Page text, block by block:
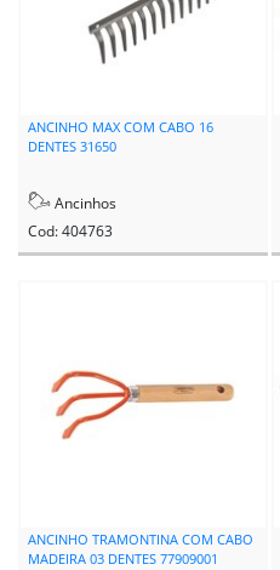
ANCINHO MAX COM CABO 16
DENTES 31650
Ancinhos
Cod: 404763
ANCINHO TRAMONTINA COM CABO
MADEIRA 03 DENTES 77909001